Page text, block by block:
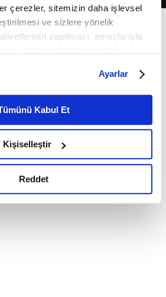
çerezler, sitemizin daha işlevsel
ve sizlere yönelik
yapılması, amaçlarıyla
ilişkin detaylı bilgi için
Çerez Bilgilendirme
Korunması Kanunu uyarınca
kapsamında
faaliyetleri ile ilgili daha
lütfentıklayınız.
Ayarlar
Kabul Et
Kişiselleştir
Reddet